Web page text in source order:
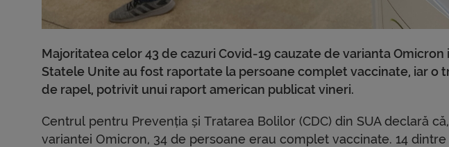
Majoritatea celor 43 de cazuri Covid-19 cauzate de varianta
Statele Unite au fost raportate la persoane complet vaccinate, iar o
de rapel, potrivit unui raport american publicat vineri.
Centrul pentru Prevenția și Tratarea Bolilor (CDC) din SUA declară
variantei Omicron, 34 de persoane erau complet vaccinate. 14